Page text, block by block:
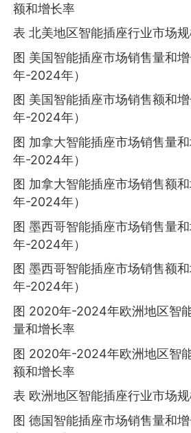
额和增长率
表 北美地区智能插座行业市场
图 美国智能插座市场销售量和
年-2024年）
图 美国智能插座市场销售额和
年-2024年）
图 加拿大智能插座市场销售量
年-2024年）
图 加拿大智能插座市场销售额
年-2024年）
图 墨西哥智能插座市场销售量
年-2024年）
图 墨西哥智能插座市场销售额
年-2024年）
图 2020年-2024年欧洲地区智
量和增长率
图 2020年-2024年欧洲地区智
额和增长率
表 欧洲地区智能插座行业市场
图 德国智能插座市场销售量和